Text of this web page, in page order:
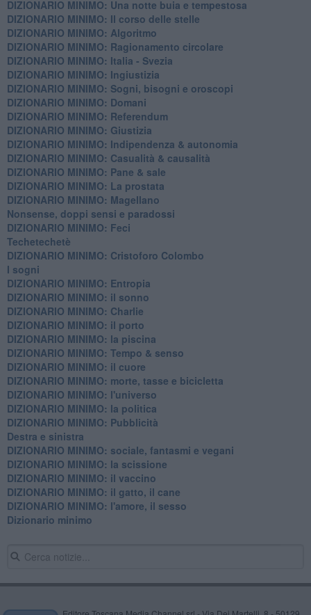
DIZIONARIO MINIMO: ​Una notte buia e tempestosa
DIZIONARIO MINIMO: Il corso delle stelle
DIZIONARIO MINIMO: Algoritmo
DIZIONARIO MINIMO: Ragionamento circolare
DIZIONARIO MINIMO: Italia - Svezia
DIZIONARIO MINIMO: ​Ingiustizia
DIZIONARIO MINIMO: ​Sogni, bisogni e oroscopi
DIZIONARIO MINIMO: Domani
DIZIONARIO MINIMO: Referendum
DIZIONARIO MINIMO: Giustizia
DIZIONARIO MINIMO: ​Indipendenza & autonomia
DIZIONARIO MINIMO: ​Casualità & causalità
​DIZIONARIO MINIMO: Pane & sale
DIZIONARIO MINIMO: La prostata
​DIZIONARIO MINIMO: Magellano
Nonsense, doppi sensi e paradossi
DIZIONARIO MINIMO: Feci
Techetechetè
DIZIONARIO MINIMO: Cristoforo Colombo
I sogni
DIZIONARIO MINIMO: Entropia
DIZIONARIO MINIMO: il sonno
DIZIONARIO MINIMO: Charlie
DIZIONARIO MINIMO: il porto
DIZIONARIO MINIMO: la piscina
DIZIONARIO MINIMO: Tempo & senso
DIZIONARIO MINIMO: il cuore
DIZIONARIO MINIMO: morte, tasse e bicicletta
DIZIONARIO MINIMO: l'universo
DIZIONARIO MINIMO: la politica
DIZIONARIO MINIMO: Pubblicità
Destra e sinistra
DIZIONARIO MINIMO: sociale, fantasmi e vegani
DIZIONARIO MINIMO: la scissione
DIZIONARIO MINIMO: il vaccino
DIZIONARIO MINIMO: il gatto, il cane
DIZIONARIO MINIMO: l'amore, il sesso
Dizionario minimo